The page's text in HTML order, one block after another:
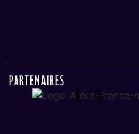
Partenaires